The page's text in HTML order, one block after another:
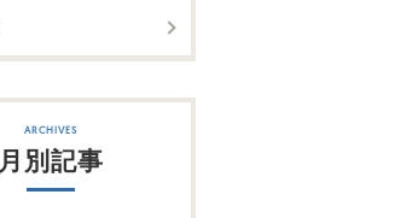
月別記事